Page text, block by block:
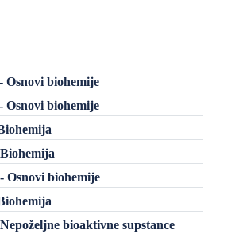
Osnovi biohemije
Osnovi biohemije
Osnovi biohemije
bioaktivne supstance